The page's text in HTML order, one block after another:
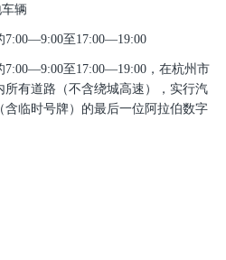
辆
7:00—9:00至17:00—19:00
7:00—9:00至17:00—19:00，在杭州市
有道路（不含绕城高速），实行汽
临时号牌）的最后一位阿拉伯数字